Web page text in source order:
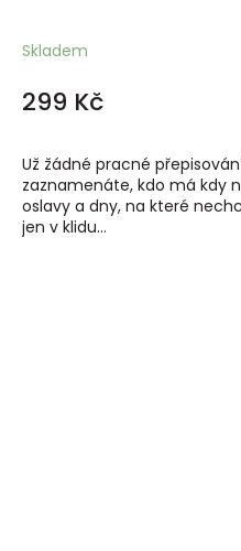
Skladem
299 Kč
Už žádné pracné
zaznamenáte, kdo má kdy
oslavy a dny, na které
jen v klidu...